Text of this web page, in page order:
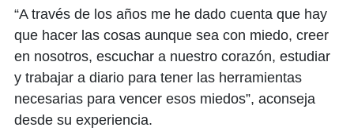
“A través de los años me he dado cuenta que hay
que hacer las cosas aunque sea con miedo, creer
en nosotros, escuchar a nuestro corazón, estudiar
y trabajar a diario para tener las herramientas
necesarias para vencer esos miedos”, aconseja
desde su experiencia.